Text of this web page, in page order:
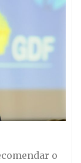
o